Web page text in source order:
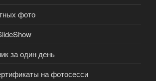
фото
за один день
на фотосесси